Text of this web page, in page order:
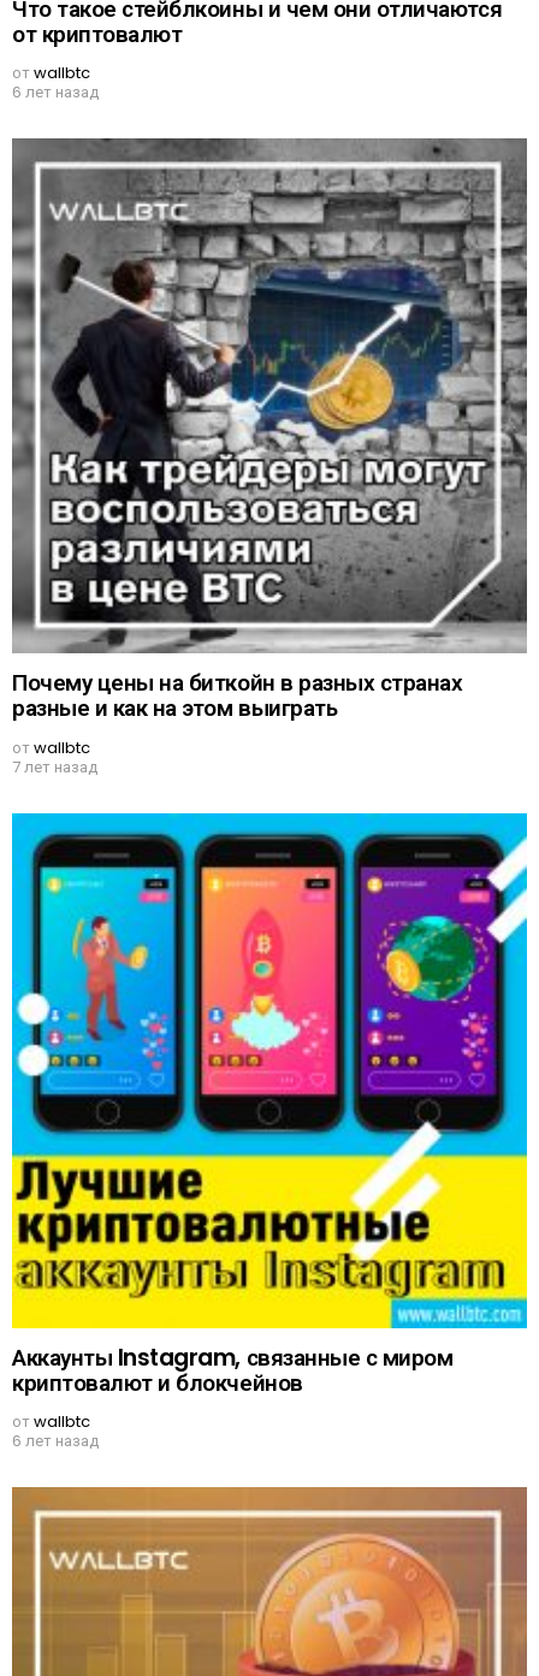
Что такое стейблкоины и чем они отличаются
от криптовалют
отwallbtc
6 лет назад
Почему цены на биткойн в разных странах
разные и как на этом выиграть
отwallbtc
7 лет назад
Аккаунты Instagram, связанные с миром
криптовалют и блокчейнов
отwallbtc
6 лет назад